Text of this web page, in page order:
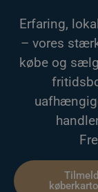
Erfaring,
– vores
købe og
Tilmeld